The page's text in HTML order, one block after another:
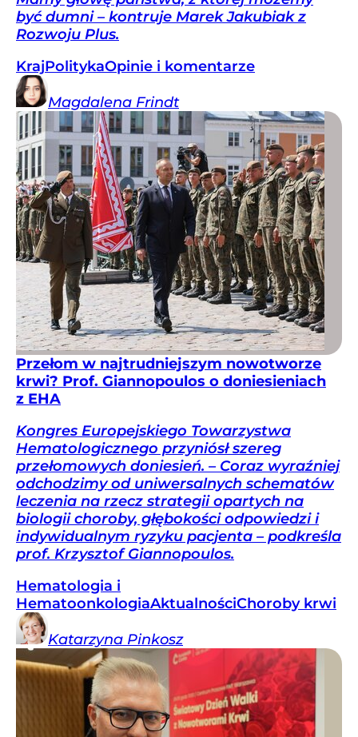
być dumni – kontruje Marek Jakubiak z
Rozwoju Plus.
KrajPolitykaOpinie i komentarze
Magdalena Frindt
Przełom w najtrudniejszym nowotworze
krwi? Prof. Giannopoulos o doniesieniach
z EHA
Kongres Europejskiego Towarzystwa
Hematologicznego przyniósł szereg
przełomowych doniesień. – Coraz wyraźniej
odchodzimy od uniwersalnych schematów
leczenia na rzecz strategii opartych na
biologii choroby, głębokości odpowiedzi i
indywidualnym ryzyku pacjenta – podkreśla
prof. Krzysztof Giannopoulos.
Hematologia i
HematoonkologiaAktualnościChoroby krwi
Katarzyna Pinkosz